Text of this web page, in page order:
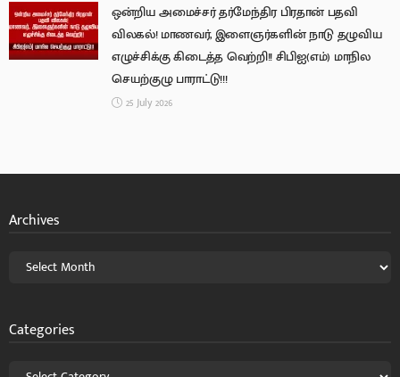
ஒன்றிய அமைச்சர் தர்மேந்திர பிரதான் பதவி
விலகல்! மாணவர், இளைஞர்களின் நாடு தழுவிய
எழுச்சிக்கு கிடைத்த வெற்றி!! சிபிஐ(எம்) மாநில
செயற்குழு பாராட்டு!!!
25 July 2026
Archives
Categories